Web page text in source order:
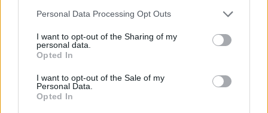
Personal Data Processing Opt Outs
I want to opt-out of the Sharing of my
personal data.
Opted In
I want to opt-out of the Sale of my
Personal Data.
Opted In
Ranking de Marduk TOP Música